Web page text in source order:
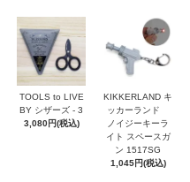
TOOLS to LIVE
BY シザーズ - 3
3,080円(税込)
KIKKERLAND キ
ッカーランド
ノイジーキーラ
イト スペースガ
ン 1517SG
1,045円(税込)